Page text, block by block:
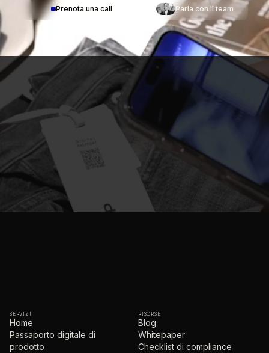
Prenota una call Parla con il team
SERVIZI
Home
Passaporto digitale di
prodotto
RISORSE
Blog
Whitepaper
Checklist di compliance